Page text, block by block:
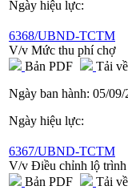
Ngày hiệu lực:
6368/UBND-TCTM
V/v Mức thu phí chợ
Bản PDF
Tải về
Ngày ban hành: 05/09/
Ngày hiệu lực:
6367/UBND-TCTM
V/v Điều chỉnh lộ trình
Bản PDF
Tải về